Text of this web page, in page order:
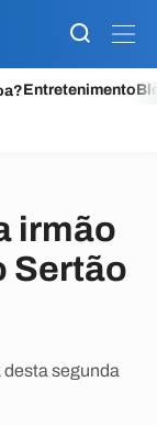
Entretenimento
irmão
Sertão
segunda